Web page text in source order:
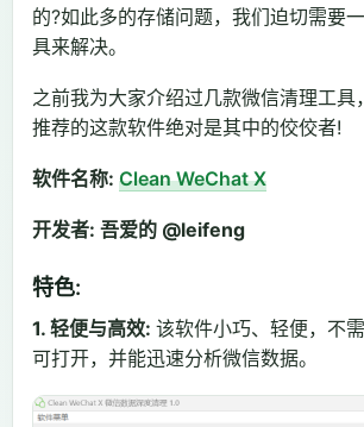
的?如此多的存储问题，我们迫切需要
具来解决。
之前我为大家介绍过几款微信清理工具
推荐的这款软件绝对是其中的佼佼者!
软件名称: Clean WeChat X
开发者: 吾爱的 @leifeng
特色:
1. 轻便与高效: 该软件小巧、轻便，不
可打开，并能迅速分析微信数据。